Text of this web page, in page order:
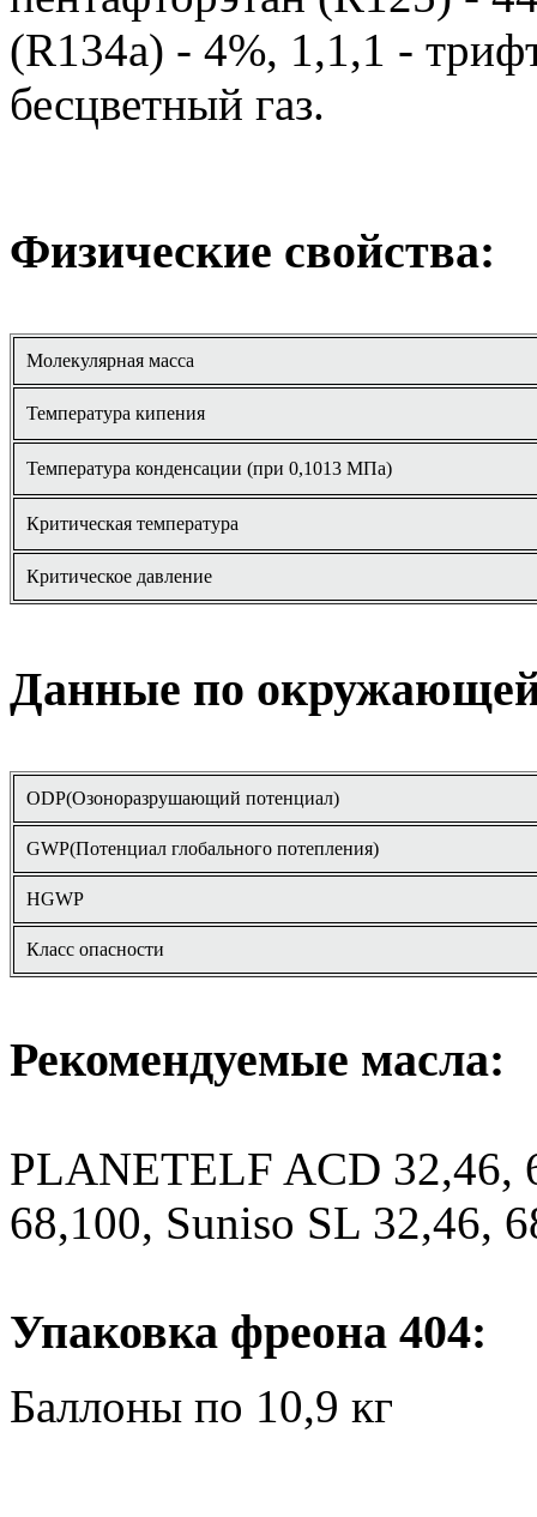
(R134а) - 4%, 1,1,1 -
бесцветный газ.
Физические свойства:
Молекулярная масса
Температура кипения
Температура конденсации (при 0,1013 МПа)
Критическая температура
Критическое давление
Данные по окружающей
ODP(Озоноразрушающий потенциал)
GWP(Потенциал глобального потепления)
HGWP
Класс опасности
Рекомендуемые масла:
PLANETELF ACD
68,100, Suniso SL 32,46,
Упаковка фреона 404:
Баллоны по 10,9 кг